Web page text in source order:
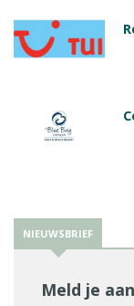
NIEUWSBRIEF
Meld je